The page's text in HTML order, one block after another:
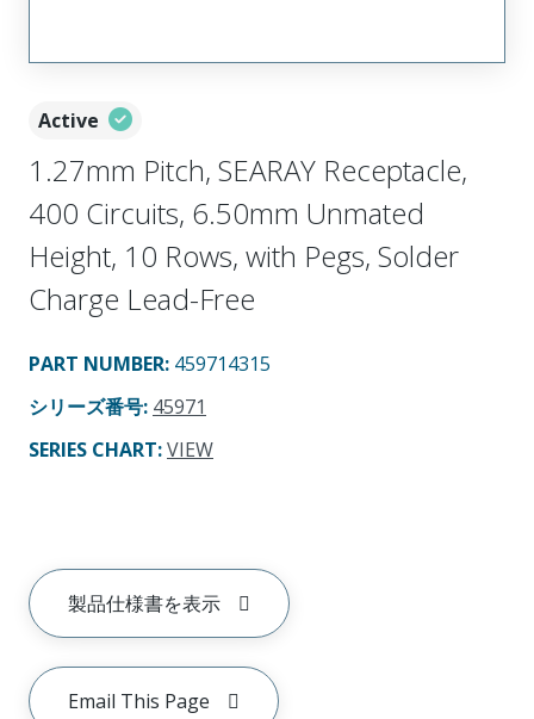
Active
1.27mm Pitch, SEARAY Receptacle,
400 Circuits, 6.50mm Unmated
Height, 10 Rows, with Pegs, Solder
Charge Lead-Free
PART NUMBER: 459714315
シリーズ番号: 45971
SERIES CHART:VIEW
製品仕様書を表示
Email This Page